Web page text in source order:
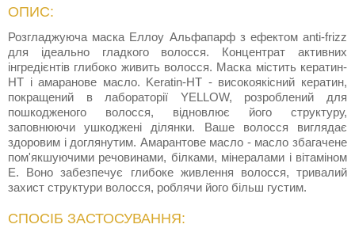
ОПИС:
Розгладжуюча маска Еллоу Альфапарф з ефектом аnti-frizz
для ідеально гладкого волосся. Концентрат активних
інгредієнтів глибоко живить волосся. Маска містить кератин-
HT і амаранове масло. Keratin-HT - високоякісний кератин,
покращений в лабораторії YELLOW, розроблений для
пошкодженого волосся, відновлює його структуру,
заповнюючи ушкоджені ділянки. Ваше волосся виглядає
здоровим і доглянутим. Амарантове масло - масло збагачене
пом'якшуючими речовинами, білками, мінералами і вітаміном
Е. Воно забезпечує глибоке живлення волосся, тривалий
захист структури волосся, роблячи його більш густим.
СПОСІБ ЗАСТОСУВАННЯ: